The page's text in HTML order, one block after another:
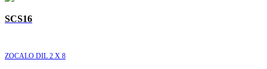
SCS16
ZOCALO DIL 2 X 8